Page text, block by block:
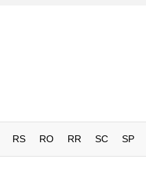
RS RO RR SC SP